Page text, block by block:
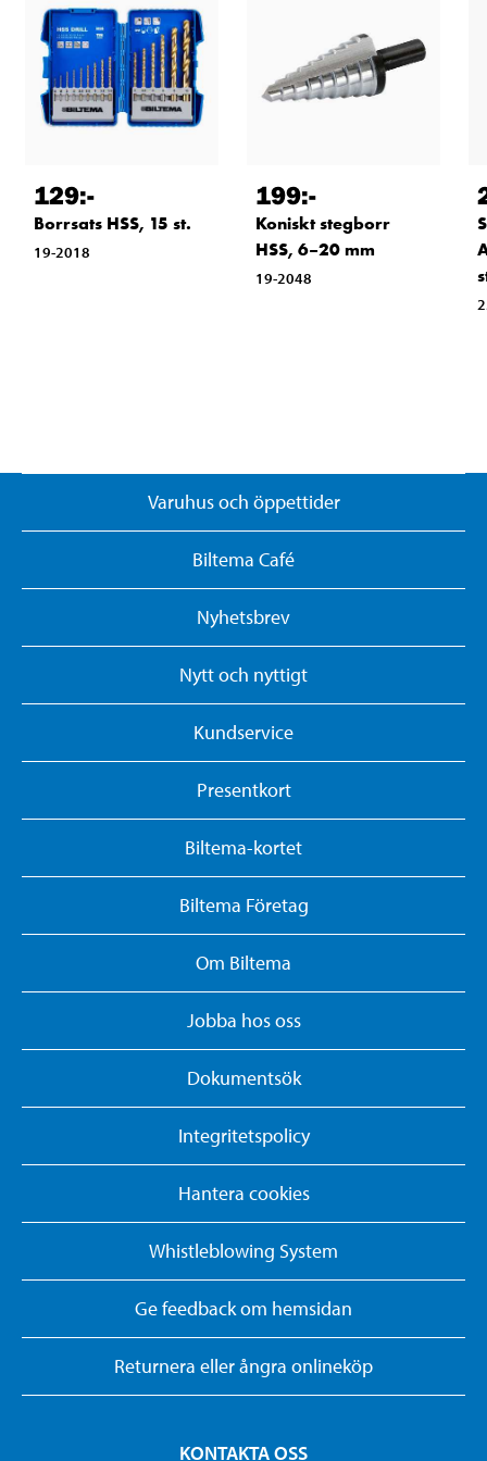
129:-
Borrsats HSS, 15 st.
19-2018
199:-
Koniskt stegborr
HSS, 6–20 mm
19-2048
Varuhus och öppettider
Biltema Café
Nyhetsbrev
Nytt och nyttigt
Kundservice
Presentkort
Biltema-kortet
Biltema Företag
Om Biltema
Jobba hos oss
Dokumentsök
Integritetspolicy
Hantera cookies
Whistleblowing System
Ge feedback om hemsidan
Returnera eller ångra onlineköp
KONTAKTA OSS